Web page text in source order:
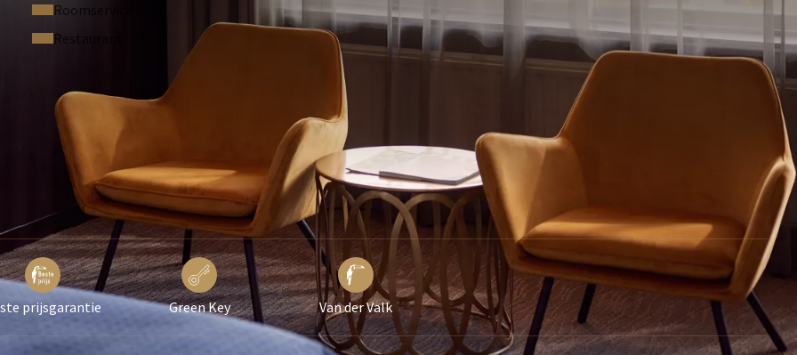
huisdieren beschikbaar, voor de mogelijkheden kunt u ook
kamer kan afwijken hiervan.
Roomservice
Restaurant
prijsgarantie Green Key Van der Valk